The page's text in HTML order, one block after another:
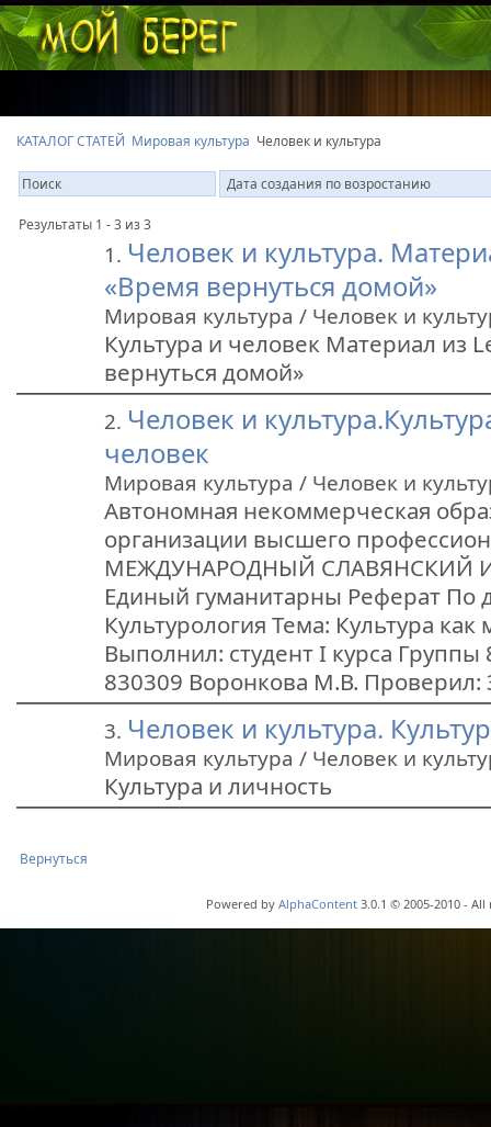
КАТАЛОГ СТАТЕЙ Мировая культура Человек и культура
Результаты 1 - 3 из 3
1. Человек и культура.
«Время вернуться домой»
Мировая культура / Человек и
Культура и человек Материал из
вернуться домой»
2. Человек и
человек
Мировая культура / Человек и
Автономная некоммерческая
организации высшего
МЕЖДУНАРОДНЫЙ СЛАВЯНСКИЙ
Единый гуманитарны Реферат По
Культурология Тема: Культура
Выполнил: студент I курса
830309 Воронкова М.В. Проверил:
3. Человек и культура.
Мировая культура / Человек и
Культура и личность
Вернуться
Powered byAlphaContent 3.0.1 © 2005-2010 -